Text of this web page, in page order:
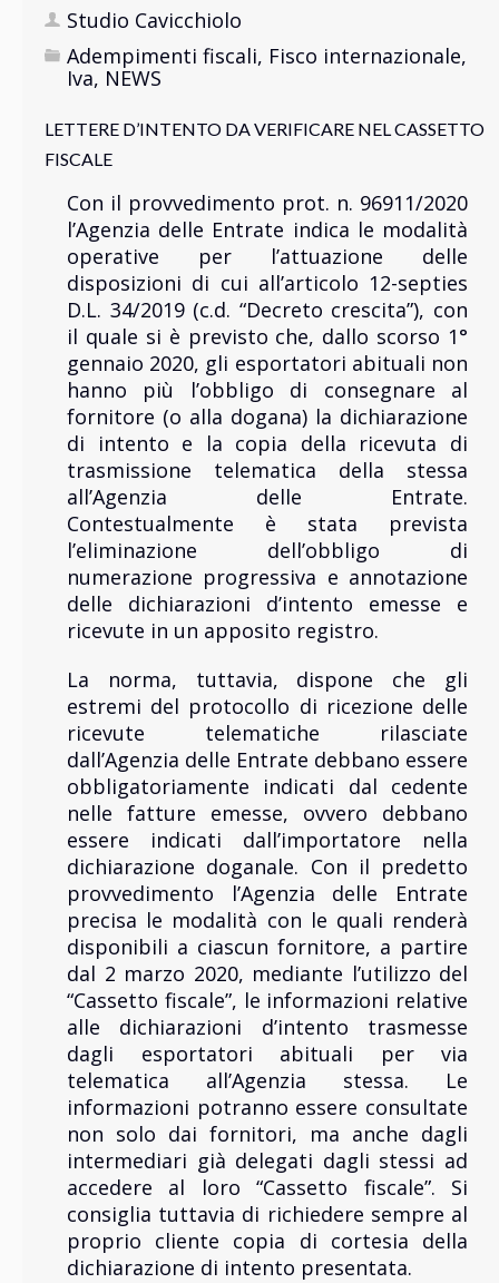
Studio Cavicchiolo
Adempimenti fiscali, Fisco internazionale,
Iva, NEWS
LETTERE D’INTENTO DA VERIFICARE NEL CASSETTO
FISCALE
Con il provvedimento prot. n. 96911/2020
l’Agenzia delle Entrate indica le modalità
operative per l’attuazione delle
disposizioni di cui all’articolo 12-septies
D.L. 34/2019 (c.d. “Decreto crescita”), con
il quale si è previsto che, dallo scorso 1°
gennaio 2020, gli esportatori abituali non
hanno più l’obbligo di consegnare al
fornitore (o alla dogana) la dichiarazione
di intento e la copia della ricevuta di
trasmissione telematica della stessa
all’Agenzia delle Entrate.
Contestualmente è stata prevista
l’eliminazione dell’obbligo di
numerazione progressiva e annotazione
delle dichiarazioni d’intento emesse e
ricevute in un apposito registro.
La norma, tuttavia, dispone che gli
estremi del protocollo di ricezione delle
ricevute telematiche rilasciate
dall’Agenzia delle Entrate debbano essere
obbligatoriamente indicati dal cedente
nelle fatture emesse, ovvero debbano
essere indicati dall’importatore nella
dichiarazione doganale. Con il predetto
provvedimento l’Agenzia delle Entrate
precisa le modalità con le quali renderà
disponibili a ciascun fornitore, a partire
dal 2 marzo 2020, mediante l’utilizzo del
“Cassetto fiscale”, le informazioni relative
alle dichiarazioni d’intento trasmesse
dagli esportatori abituali per via
telematica all’Agenzia stessa. Le
informazioni potranno essere consultate
non solo dai fornitori, ma anche dagli
intermediari già delegati dagli stessi ad
accedere al loro “Cassetto fiscale”. Si
consiglia tuttavia di richiedere sempre al
proprio cliente copia di cortesia della
dichiarazione di intento presentata.